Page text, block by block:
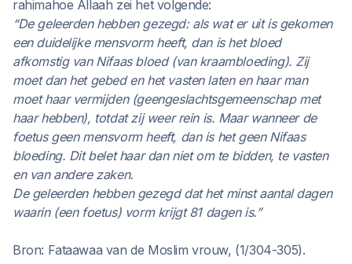
rahimahoe Allaah zei het volgende:
“De geleerden hebben gezegd: als wat er uit is gekomen
een duidelijke mensvorm heeft, dan is het bloed
afkomstig van Nifaas bloed (van kraambloeding). Zij
moet dan het gebed en het vasten laten en haar man
moet haar vermijden (geengeslachtsgemeenschap met
haar hebben), totdat zij weer rein is. Maar wanneer de
foetus geen mensvorm heeft, dan is het geen Nifaas
bloeding. Dit belet haar dan niet om te bidden, te vasten
en van andere zaken.
De geleerden hebben gezegd dat het minst aantal dagen
waarin (een foetus) vorm krijgt 81 dagen is.”
Bron: Fataawaa van de Moslim vrouw, (1/304-305).